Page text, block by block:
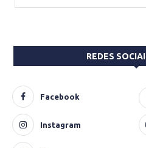
REDES
Facebook
Instagram